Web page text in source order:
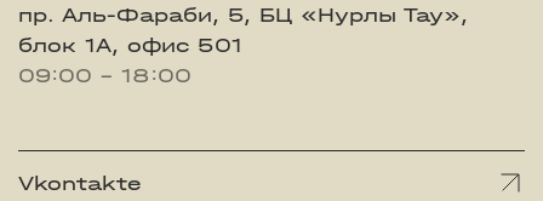
пр. Аль-Фараби, 5, БЦ «Нурлы Тау»,
блок 1А, офис 501
09:00 - 18:00
Vkontakte